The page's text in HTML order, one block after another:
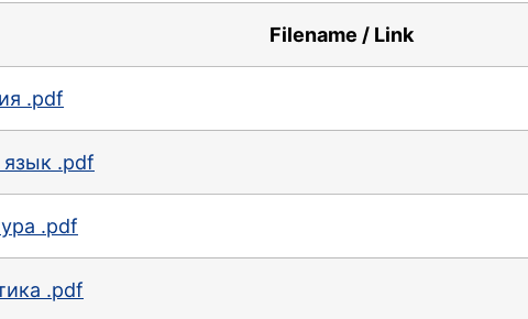
Filename / Link
.pdf
.pdf
.pdf
.pdf